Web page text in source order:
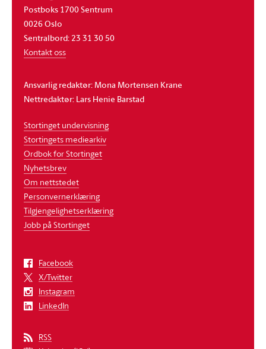
Postboks 1700 Sentrum
0026 Oslo
Sentralbord: 23 31 30 50
Kontakt oss
Ansvarlig redaktør: Mona Mortensen Krane
Nettredaktør: Lars Henie Barstad
Stortinget undervisning
Stortingets mediearkiv
Ordbok for Stortinget
Nyhetsbrev
Om nettstedet
Personvernerklæring
Tilgjengelighetserklæring
Jobb på Stortinget
Facebook
X/Twitter
Instagram
LinkedIn
RSS